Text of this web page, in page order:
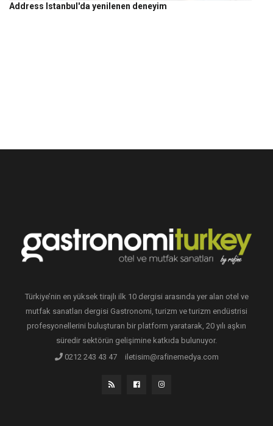
Address Istanbul'da yenilenen deneyim
Türkiye’nin en yüksek tirajlı ilk 10 dergisi arasında yer alan otel ve
mutfak sanatları dergisi Gastronomi, turizm ve turizm endüstrisi
profesyonellerini buluşturan bir platform yaratarak, 20 yılı aşkın
süredir sektörün gelişimine katkıda bulunuyor.
0212 243 43 47
iletisim@rafinemedya.com